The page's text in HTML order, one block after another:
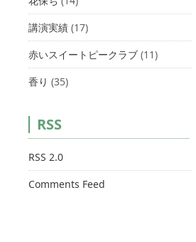
講演実績 (17)
赤いスイートピークラブ (11)
香り (35)
RSS
RSS 2.0
Comments Feed